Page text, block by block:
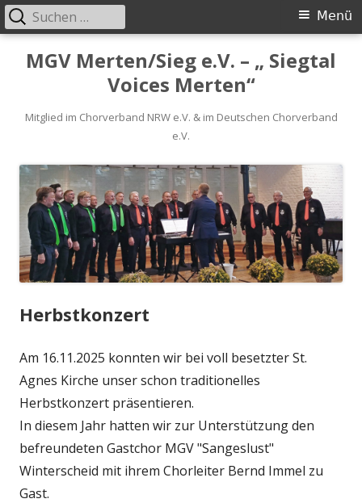
MGV Merten/Sieg e.V. – „ Siegtal
Voices Merten“
Mitglied im Chorverband NRW e.V. & im Deutschen Chorverband
e.V.
Primäres
Menü
Menü
Suchen
nach:
Herbstkonzert
Am 16.11.2025 konnten wir bei voll besetzter St.
Agnes Kirche unser schon traditionelles
Herbstkonzert präsentieren.
In diesem Jahr hatten wir zur Unterstützung den
befreundeten Gastchor MGV "Sangeslust"
Winterscheid mit ihrem Chorleiter Bernd Immel zu
Gast.